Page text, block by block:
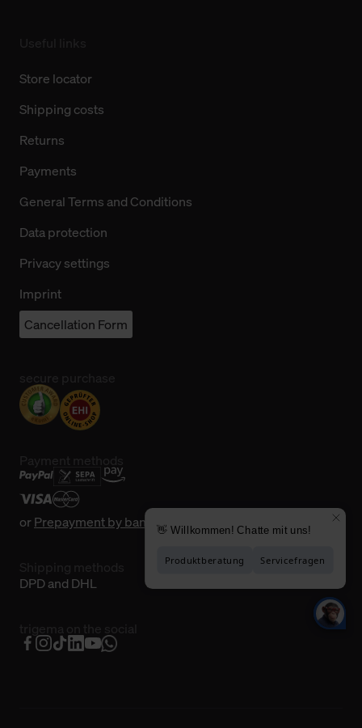
Store locator
Shipping costs
Returns
Payments
General Terms and Conditions
Data protection
Privacy settings
Imprint
Cancellation Form
orPrepayment by bank transfer
DPD and DHL